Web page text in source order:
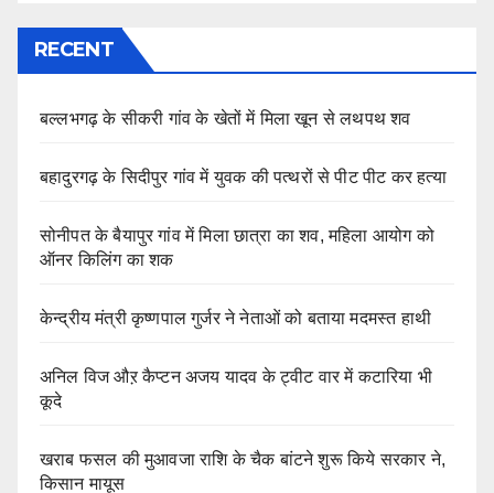
RECENT
बल्लभगढ़ के सीकरी गांव के खेतों में मिला खून से लथपथ शव
बहादुरगढ़ के सिदीपुर गांव में युवक की पत्थरों से पीट पीट कर हत्या
सोनीपत के बैयापुर गांव में मिला छात्रा का शव, महिला आयोग को
ऑनर किलिंग का शक
केन्द्रीय मंत्री कृष्णपाल गुर्जर ने नेताओं को बताया मदमस्त हाथी
अनिल विज औऱ कैप्टन अजय यादव के ट्वीट वार में कटारिया भी
कूदे
खराब फसल की मुआवजा राशि के चैक बांटने शुरू किये सरकार ने,
किसान मायूस